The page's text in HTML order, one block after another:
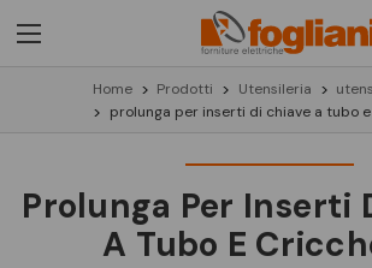
Home Prodotti Utensileria
prolunga per inserti di chiave a tubo
Prolunga Per Inserti
A Tubo E